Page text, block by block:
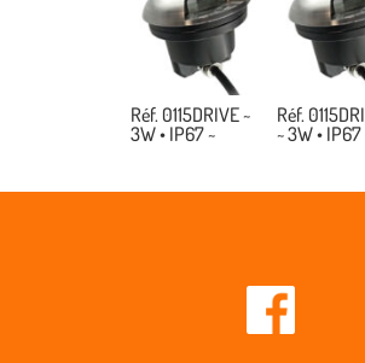
Réf. 0115DRIVE ~
3W • IP67 ~
Réf.
~ 3W • IP67